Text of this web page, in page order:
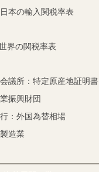
本の輸入関税率表
界の関税率表
議所：特定原産地証明書
振興財団
：外国為替相場
造業